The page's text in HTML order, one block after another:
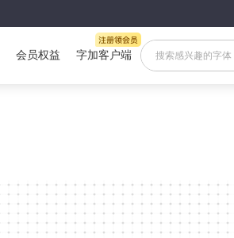
会员权益 字加客户端